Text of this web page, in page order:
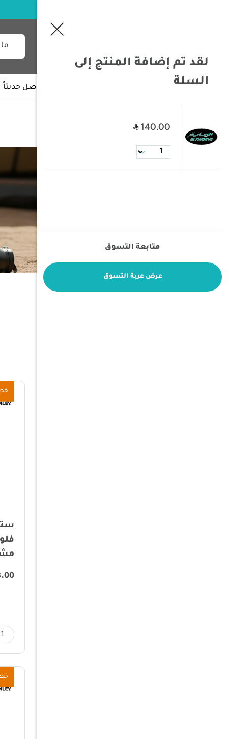
وصل حديثاً
لقد تم إضافة المنتج إلى
السلة
140.00
متابعة التسوق
عرض عربة التسوق